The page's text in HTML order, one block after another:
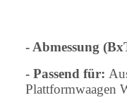
- Abmessung
- Passend für:
Plattformwaagen